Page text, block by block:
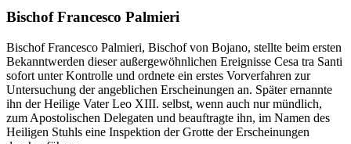
Bischof Francesco Palmieri
Bischof Francesco Palmieri, Bischof von Bojano, stellte beim ersten
Bekanntwerden dieser außergewöhnlichen Ereignisse Cesa tra Santi
sofort unter Kontrolle und ordnete ein erstes Vorverfahren zur
Untersuchung der angeblichen Erscheinungen an. Später ernannte
ihn der Heilige Vater Leo XIII. selbst, wenn auch nur mündlich,
zum Apostolischen Delegaten und beauftragte ihn, im Namen des
Heiligen Stuhls eine Inspektion der Grotte der Erscheinungen